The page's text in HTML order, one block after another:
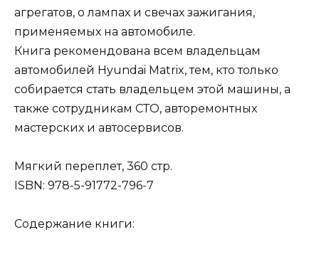
агрегатов, о лампах и свечах зажигания,
применяемых на автомобиле.
Книга рекомендована всем владельцам
автомобилей Hyundai Matrix, тем, кто только
собирается стать владельцем этой машины, а
также сотрудникам СТО, авторемонтных
мастерских и автосервисов.
Мягкий переплет, 360 стр.
ISBN: 978-5-91772-796-7
Содержание книги: